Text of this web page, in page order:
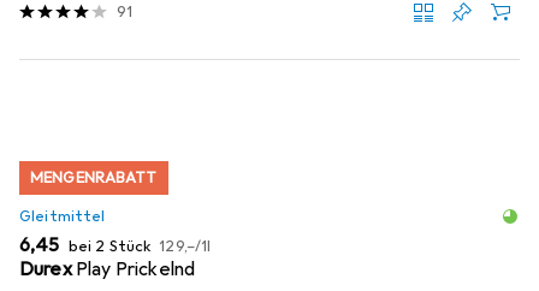
91
MENGENRABATT
Gleitmittel
EUR
6,45 bei 2 Stück EUR
129,–/1l
Durex Play Prickelnd